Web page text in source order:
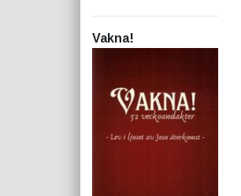
Vakna!